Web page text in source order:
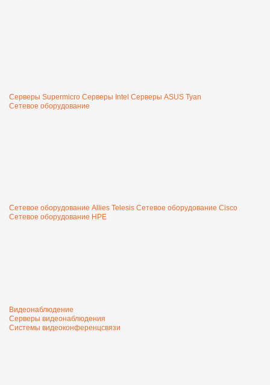
Серверы Supermicro Серверы Intel Серверы ASUS Tyan
Сетевое оборудование
Сетевое оборудование Allies Telesis Сетевое оборудование Cisco
Сетевое оборудование HPE
Видеонаблюдение
Серверы видеонаблюдения
Системы видеоконференцсвязи